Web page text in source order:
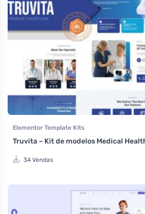
Elementor Template Kits
Truvita – Kit de modelos Medical
34 Vendas